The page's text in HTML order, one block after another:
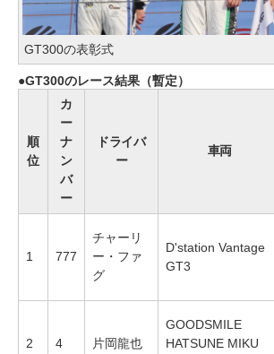
GT300の表彰式
GT300のレース結果（暫定）
順
位
カ
ー
ナ
ン
バ
ー
ドライバ
ー
車両
1 777
チャーリ
ー・ファ
グ
D'station Vantage
GT3
2 4 片岡龍也
GOODSMILE
HATSUNE MIKU